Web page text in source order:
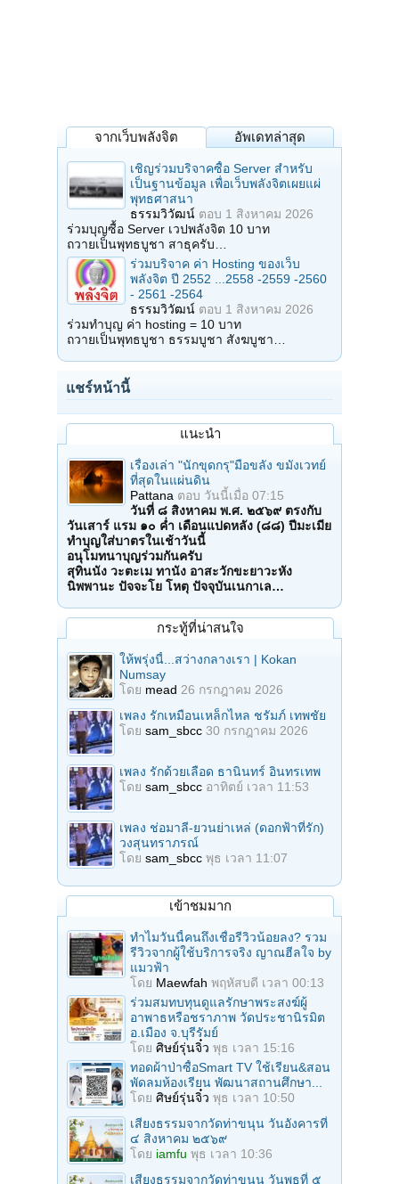
จากเว็บพลังจิต อัพเดทล่าสุด
เชิญร่วมบริจาคซื้อ Server สำหรับ
เป็นฐานข้อมูล เพื่อเว็บพลังจิตเผยแผ่
พุทธศาสนา
ธรรมวิวัฒน์ ตอบ 1 สิงหาคม 2026
ร่วมบุญซื้อ Server เวปพลังจิต 10 บาท
ถวายเป็นพุทธบูชา สาธุครับ…
ร่วมบริจาค ค่า Hosting ของเว็บ
พลังจิต ปี 2552 ...2558 -2559 -2560
- 2561 -2564
ธรรมวิวัฒน์ ตอบ 1 สิงหาคม 2026
ร่วมทำบุญ ค่า hosting = 10 บาท
ถวายเป็นพุทธบูชา ธรรมบูชา สังฆบูชา…
แชร์หน้านี้
แนะนำ
เรื่องเล่า "นักขุดกรุ"มือขลัง ขมังเวทย์
ที่สุดในแผ่นดิน
Pattana ตอบ วันนี้เมื่อ 07:15
วันที่ ๘ สิงหาคม พ.ศ. ๒๕๖๙ ตรงกับ
วันเสาร์ แรม ๑๐ ค่ำ เดือนแปดหลัง (๘๘) ปีมะเมีย
ทำบุญใส่บาตรในเช้าวันนี้
อนุโมทนาบุญร่วมกันครับ
สุทินนัง วะตะเม ทานัง อาสะวักขะยาวะหัง
นิพพานะ ปัจจะโย โหตุ ปัจจุบันเนกาเล…
กระทู้ที่น่าสนใจ
ให้พรุ่งนี้...สว่างกลางเรา | Kokan
Numsay
โดย mead 26 กรกฎาคม 2026
เพลง รักเหมือนเหล็กไหล ชรัมภ์ เทพชัย
โดย sam_sbcc 30 กรกฎาคม 2026
เพลง รักด้วยเลือด ธานินทร์ อินทรเทพ
โดย sam_sbcc อาทิตย์ เวลา 11:53
เพลง ช่อมาลี-ยวนย่าเหล่ (ดอกฟ้าที่รัก)
วงสุนทราภรณ์
โดย sam_sbcc พุธ เวลา 11:07
เข้าชมมาก
ทำไมวันนี้คนถึงเชื่อรีวิวน้อยลง? รวม
รีวิวจากผู้ใช้บริการจริง ญาณฮีลใจ by
แมวฟ้า
โดย Maewfah พฤหัสบดี เวลา 00:13
ร่วมสมทบทุนดูแลรักษาพระสงฆ์ผู้
อาพาธหรือชราภาพ วัดประชานิรมิต
อ.เมือง จ.บุรีรัมย์
โดย ศิษย์รุ่นจิ๋ว พุธ เวลา 15:16
ทอดผ้าป่าซื้อSmart TV ใช้เรียน&สอน
พัดลมห้องเรียน พัฒนาสถานศึกษา...
โดย ศิษย์รุ่นจิ๋ว พุธ เวลา 10:50
เสียงธรรมจากวัดท่าขนุน วันอังคารที่
๔ สิงหาคม ๒๕๖๙
โดย iamfu พุธ เวลา 10:36
เสียงธรรมจากวัดท่าขนุน วันพุธที่ ๕